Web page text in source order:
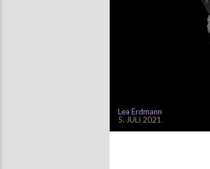
Lea Erdmann
5. JULI 2021